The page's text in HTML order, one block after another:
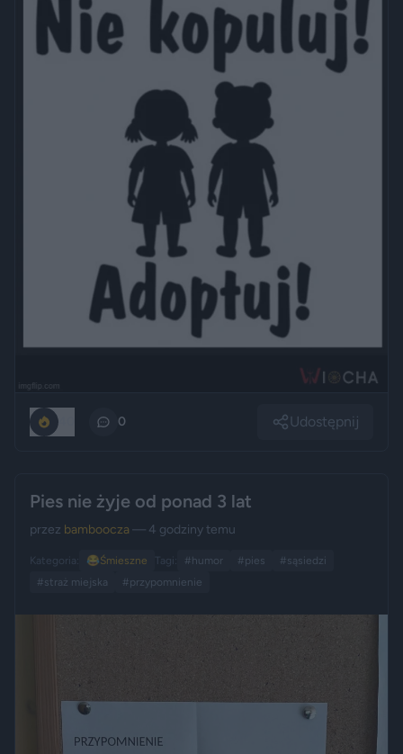
0 Udostępnij
Pies nie żyje od ponad 3 lat
przez bamboocza — 4 godziny temu
Kategoria: 😂Śmieszne Tagi: #humor #pies
#sąsiedzi
#straż miejska
#przypomnienie